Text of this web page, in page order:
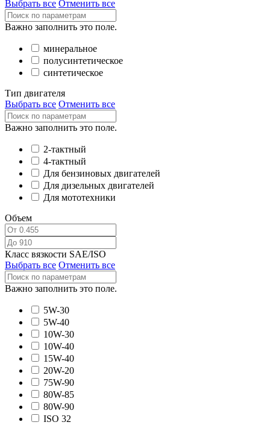
Выбрать все Отменить все
Важно заполнить это поле.
минеральное
полусинтетическое
синтетическое
Тип двигателя
Выбрать все Отменить все
Важно заполнить это поле.
2-тактный
4-тактный
Для бензиновых двигателей
Для дизельных двигателей
Для мототехники
Объем
Класс вязкости SAE/ISO
Выбрать все Отменить все
Важно заполнить это поле.
5W-30
5W-40
10W-30
10W-40
15W-40
20W-20
75W-90
80W-85
80W-90
ISO 32